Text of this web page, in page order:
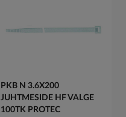
PKB N 3.6X200
JUHTMESIDE HF VALGE
100TK PROTEC